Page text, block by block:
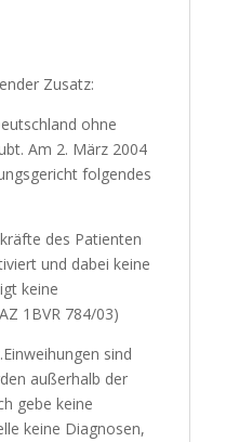
Zusatz:
ohne
Am 2. März 2004
folgendes
des Patienten
und dabei keine
keine
1BVR 784/03)
sind
außerhalb der
gebe keine
keine Diagnosen,